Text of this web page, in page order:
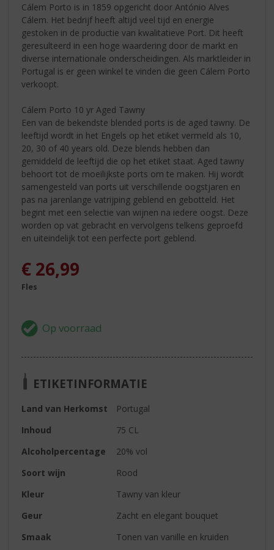
Cálem Porto is in 1859 opgericht door António Alves
Cálem. Het bedrijf heeft altijd veel tijd en energie
gestoken in de productie van kwalitatieve Port. Dit heeft
geresulteerd in een hoge waardering door de markt en
diverse internationale onderscheidingen. Als marktleider in
Portugal is er geen winkel te vinden die geen Cálem Porto
verkoopt.
Cálem Porto 10 yr Aged Tawny
Een van de bekendste blended ports is de aged tawny. De
leeftijd wordt in het Engels op het etiket vermeld als 10,
20, 30 of 40 years old. Deze blends hebben dan
gemiddeld de leeftijd die op het etiket staat. Aged tawny
behoort tot de moeilijkste ports om te maken. Hij wordt
samengesteld van ports uit verschillende oogstjaren en
pas na jarenlange vatrijping geblend en gebotteld. Het
begint met een selectie van wijnen na iedere oogst. Deze
worden op vat gebracht en vervolgens telkens geproefd
en uiteindelijk tot een perfecte port geblend.
€ 26,99
Fles
ETIKETINFORMATIE
Land van Herkomst
Portugal
Inhoud
75 CL
Alcoholpercentage
20% vol
Soort wijn
Rood
Kleur
Tawny van kleur
Geur
Zacht en elegant bouquet
Smaak
Tonen van vanille en kruiden